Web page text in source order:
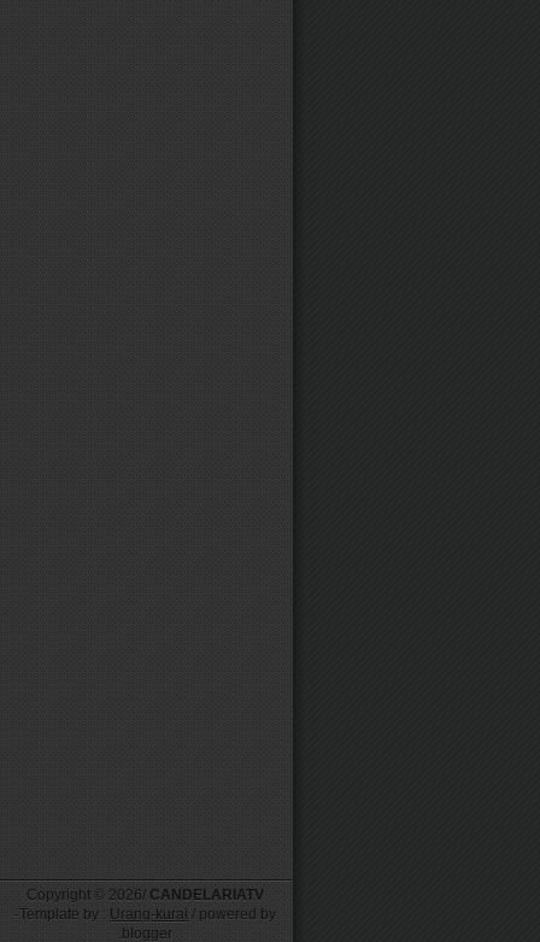
Copyright © 2026/CANDELARIATV
-Template by : Urang-kurai / powered by
:blogger